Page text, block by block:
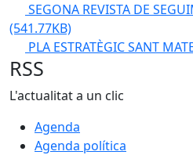
SEGONA REVISTA DE
(541.77KB)
PLA ESTRATÈGIC SANT
RSS
L'actualitat a un clic
Agenda
Agenda política